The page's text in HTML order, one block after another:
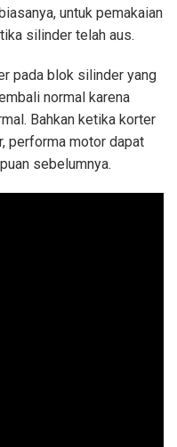
untuk pemakaian
silinder telah aus.
pada blok silinder yang
normal karena
Bahkan ketika korter
performa motor dapat
sebelumnya.